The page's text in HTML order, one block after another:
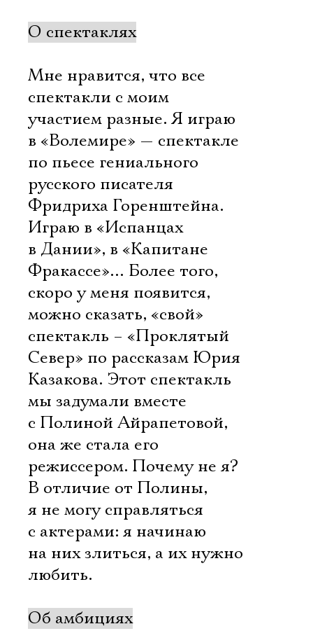
О спектаклях
Мне нравится, что все
спектакли с моим
участием разные. Я играю
в «Волемире» — спектакле
по пьесе гениального
русского писателя
Фридриха Горенштейна.
Играю в «Испанцах
в Дании», в «Капитане
Фракассе»… Более того,
скоро у меня появится,
можно сказать, «свой»
спектакль – «Проклятый
Север» по рассказам Юрия
Казакова. Этот спектакль
мы задумали вместе
с Полиной Айрапетовой,
она же стала его
режиссером. Почему не я?
В отличие от Полины,
я не могу справляться
с актерами: я начинаю
на них злиться, а их нужно
любить.
Об амбициях